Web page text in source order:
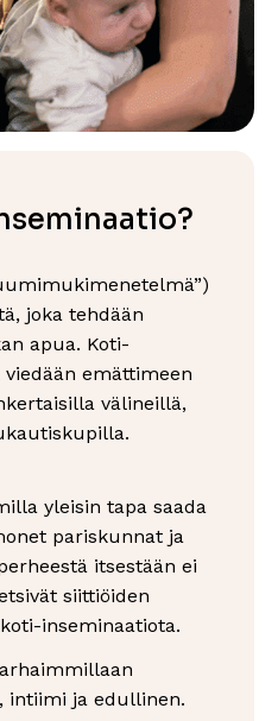
joka tehdään
apua. Koti-
emättimeen
välineillä,
yleisin tapa saada
pariskunnat ja
itsestään ei
siittiöiden
inseminaatiota.
intiimi ja edullinen.